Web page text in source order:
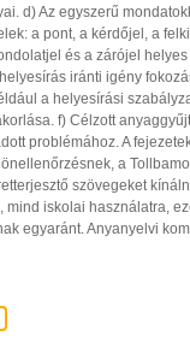
d) Az egyszerű
a pont, a kérdőjel, a
és a zárójel
iránti igény
a helyesírási
f) Célzott
problémához. A
a
szövegeket
mind iskolai használatra,
egyaránt. Anyanyelvi